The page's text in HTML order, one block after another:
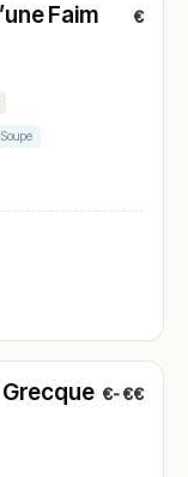
Faim
€
Soupe
Grecque €-€€